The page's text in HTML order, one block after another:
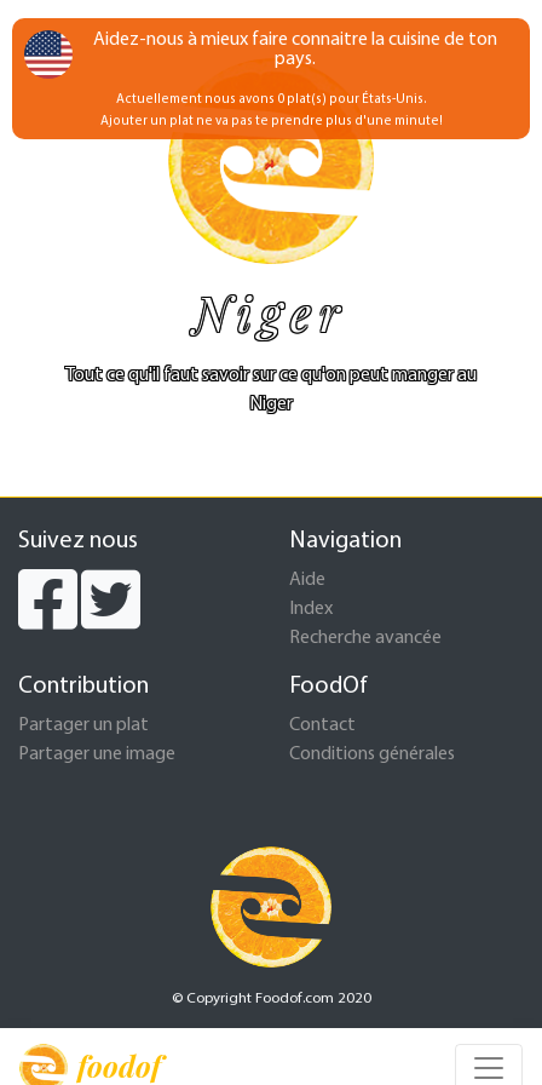
foodof
Niger
Tout ce qu'il faut savoir sur ce qu'on peut manger au
Niger
Suivez nous Navigation
Aide
Index
Recherche avancée
Contribution
Partager un plat
Partager une image
FoodOf
Contact
Conditions générales
© Copyright Foodof.com 2020
Aidez-nous à mieux faire connaitre la cuisine de ton
pays.
Actuellement nous avons 0 plat(s) pour États-Unis.
Ajouter un plat ne va pas te prendre plus d'une minute!